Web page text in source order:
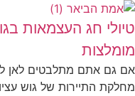
מומלצות
אם גם אתם מתלבטים לאן
מחלקת התיירות של גוש